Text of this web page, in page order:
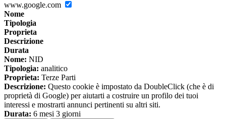
www.google.com
Nome
Tipologia
Proprieta
Descrizione
Durata
Nome: NID
Tipologia: analitico
Proprieta: Terze Parti
Descrizione: Questo cookie è impostato da DoubleClick (che è di
proprietà di Google) per aiutarti a costruire un profilo dei tuoi
interessi e mostrarti annunci pertinenti su altri siti.
Durata: 6 mesi 3 giorni